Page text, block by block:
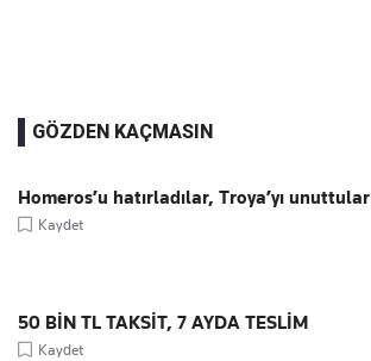
GÖZDEN KAÇMASIN
Homeros’u hatırladılar, Troya’yı unuttular
Kaydet
50 BİN TL TAKSİT, 7 AYDA TESLİM
Kaydet